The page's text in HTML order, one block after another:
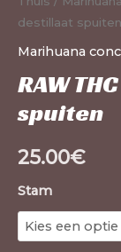
destillaat spuiten
Marihuana
RAW
spuiten
25.00€
Stam